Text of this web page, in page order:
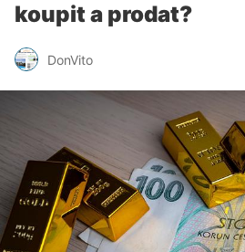
koupit a prodat?
DonVito